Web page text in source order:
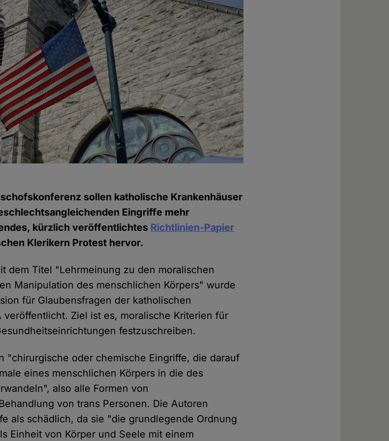
sollen katholische Krankenhäuser
Eingriffe mehr
kürzlich veröffentlichtes Richtlinien-Papier
Klerikern Protest hervor.
dem Titel "Lehrmeinung zu den moralischen
Manipulation des menschlichen Körpers" wurde
für Glaubensfragen der katholischen
veröffentlicht. Ziel ist es, moralische Kriterien für
festzuschreiben.
"chirurgische oder chemische Eingriffe, die darauf
eines menschlichen Körpers in die des
also alle Formen von
von trans Personen. Die Autoren
als schädlich, da sie "die grundlegende Ordnung
Einheit von Körper und Seele mit einem